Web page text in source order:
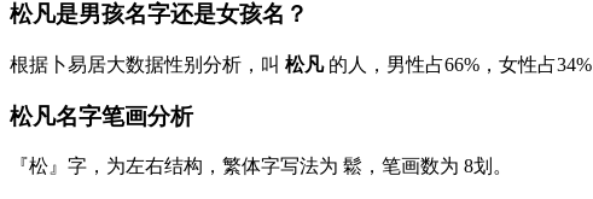
松凡是男孩名字还是女孩名？
根据卜易居大数据性别分析，叫 松凡的人，男性占66% ，女性占34%
松凡名字笔画分析
『松』 字，为左右结构，繁体字写法为 鬆 ，笔画数为 8划。